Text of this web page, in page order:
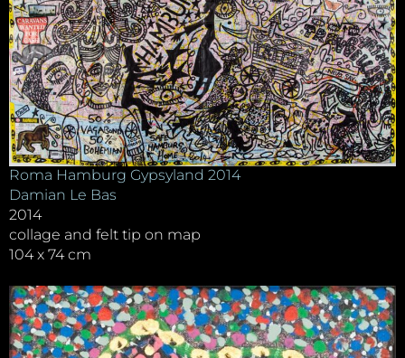
Roma Hamburg Gypsyland 2014
Damian Le Bas
2014
collage and felt tip on map
104 x 74 cm